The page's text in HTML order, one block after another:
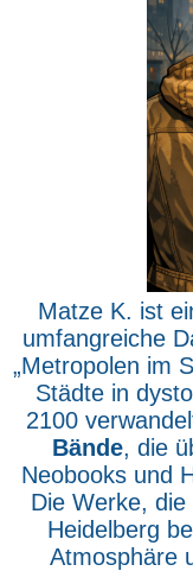
Matze K. ist
umfangreiche
„Metropolen im
Städte in
2100
Bände, die
Neobooks und
Die Werke,
Heidelberg
Atmosphäre